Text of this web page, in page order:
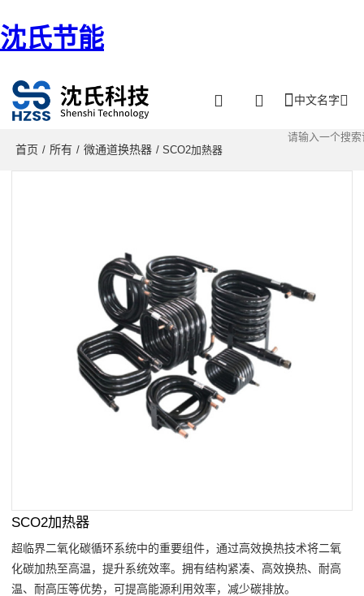
沈氏节能
中文名字
首页 / 所有 / 微通道换热器 / SCO2加熱器
SCO2加热器
超临界二氧化碳循环系统中的重要组件，通过高效换热技术将二氧
化碳加热至高温，提升系统效率。拥有结构紧凑、高效换热、耐高
温、耐高压等优势，可提高能源利用效率，减少碳排放。